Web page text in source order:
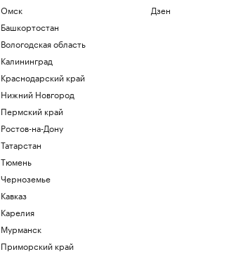
Омск
Башкортостан
Вологодская область
Калининград
Краснодарский край
Нижний Новгород
Пермский край
Ростов-на-Дону
Татарстан
Тюмень
Черноземье
Кавказ
Карелия
Мурманск
Приморский край
Дзен